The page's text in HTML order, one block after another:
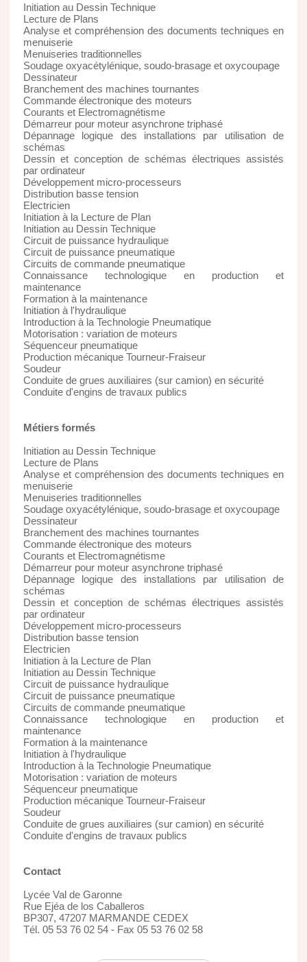
Initiation au Dessin Technique
Lecture de Plans
Analyse et compréhension des documents techniques en
menuiserie
Menuiseries traditionnelles
Soudage oxyacétylénique, soudo-brasage et oxycoupage
Dessinateur
Branchement des machines tournantes
Commande électronique des moteurs
Courants et Electromagnétisme
Démarreur pour moteur asynchrone triphasé
Dépannage logique des installations par utilisation de
schémas
Dessin et conception de schémas électriques assistés
par ordinateur
Développement micro-processeurs
Distribution basse tension
Electricien
Initiation à la Lecture de Plan
Initiation au Dessin Technique
Circuit de puissance hydraulique
Circuit de puissance pneumatique
Circuits de commande pneumatique
Connaissance technologique en production et
maintenance
Formation à la maintenance
Initiation à l'hydraulique
Introduction à la Technologie Pneumatique
Motorisation : variation de moteurs
Séquenceur pneumatique
Production mécanique Tourneur-Fraiseur
Soudeur
Conduite de grues auxiliaires (sur camion) en sécurité
Conduite d'engins de travaux publics
Métiers formés
Initiation au Dessin Technique
Lecture de Plans
Analyse et compréhension des documents techniques en
menuiserie
Menuiseries traditionnelles
Soudage oxyacétylénique, soudo-brasage et oxycoupage
Dessinateur
Branchement des machines tournantes
Commande électronique des moteurs
Courants et Electromagnétisme
Démarreur pour moteur asynchrone triphasé
Dépannage logique des installations par utilisation de
schémas
Dessin et conception de schémas électriques assistés
par ordinateur
Développement micro-processeurs
Distribution basse tension
Electricien
Initiation à la Lecture de Plan
Initiation au Dessin Technique
Circuit de puissance hydraulique
Circuit de puissance pneumatique
Circuits de commande pneumatique
Connaissance technologique en production et
maintenance
Formation à la maintenance
Initiation à l'hydraulique
Introduction à la Technologie Pneumatique
Motorisation : variation de moteurs
Séquenceur pneumatique
Production mécanique Tourneur-Fraiseur
Soudeur
Conduite de grues auxiliaires (sur camion) en sécurité
Conduite d'engins de travaux publics
Contact
Lycée Val de Garonne
Rue Ejéa de los Caballeros
BP307, 47207 MARMANDE CEDEX
Tél. 05 53 76 02 54 - Fax 05 53 76 02 58